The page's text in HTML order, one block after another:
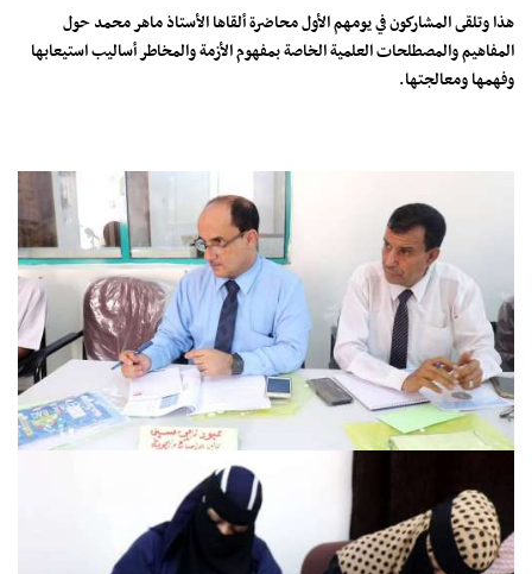
هذا وتلقى المشاركون في يومهم الأول محاضرة ألقاها الأستاذ ماهر محمد حول
المفاهيم والمصطلحات العلمية الخاصة بمفهوم الأزمة والمخاطر أساليب استيعابها
وفهمها ومعالجتها.